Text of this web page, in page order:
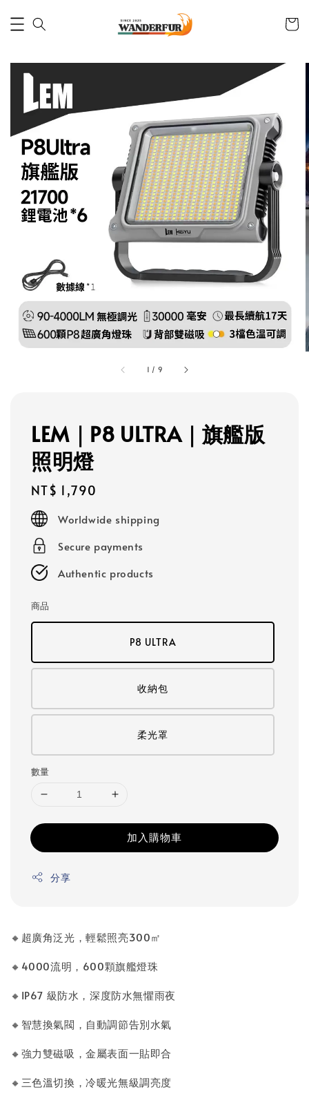
1 / 9
LEM｜P8 ULTRA｜旗艦版
照明燈
Regular
price
NT$ 1,790
Worldwide shipping
Secure payments
Authentic products
商品
P8 ULTRA
收納包
柔光罩
數量
加入購物車
分享
🔸超廣角泛光，輕鬆照亮300㎡
🔸4000流明，600顆旗艦燈珠
🔸IP67 級防水，深度防水無懼雨夜
🔸智慧換氣閥，自動調節告別水氣
🔸強力雙磁吸，金屬表面一貼即合
🔸三色溫切換，冷暖光無級調亮度